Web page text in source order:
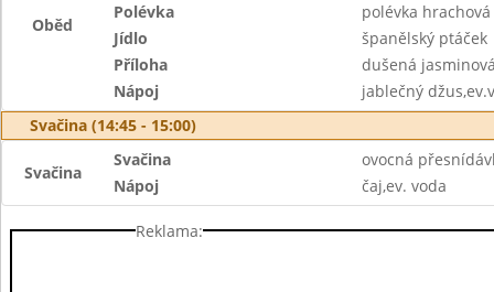
Oběd
Polévka
polévka
Jídlo
španělský ptáček
Příloha
dušená
Nápoj
jablečný
Svačina (14:45 - 15:00)
Svačina
Svačina
ovocná
Nápoj
čaj,ev. voda
Reklama: